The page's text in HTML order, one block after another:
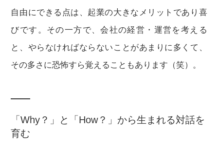
自由にできる点は、起業の大きなメリットであり喜
びです。その一方で、会社の経営・運営を考える
と、やらなければならないことがあまりに多くて、
その多さに恐怖すら覚えることもあります（笑）。
「Why？」と「How？」から生まれる対話を
育む